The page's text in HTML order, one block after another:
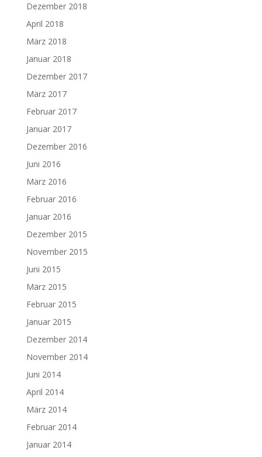
Dezember 2018
April 2018
März 2018
Januar 2018
Dezember 2017
März 2017
Februar 2017
Januar 2017
Dezember 2016
Juni 2016
März 2016
Februar 2016
Januar 2016
Dezember 2015
November 2015
Juni 2015
März 2015
Februar 2015
Januar 2015
Dezember 2014
November 2014
Juni 2014
April 2014
März 2014
Februar 2014
Januar 2014